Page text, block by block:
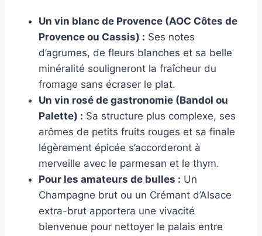
Un vin blanc de Provence (AOC Côtes de
Provence ou Cassis) : Ses notes
d’agrumes, de fleurs blanches et sa belle
minéralité souligneront la fraîcheur du
fromage sans écraser le plat.
Un vin rosé de gastronomie (Bandol ou
Palette) : Sa structure plus complexe, ses
arômes de petits fruits rouges et sa finale
légèrement épicée s’accorderont à
merveille avec le parmesan et le thym.
Pour les amateurs de bulles : Un
Champagne brut ou un Crémant d’Alsace
extra-brut apportera une vivacité
bienvenue pour nettoyer le palais entre